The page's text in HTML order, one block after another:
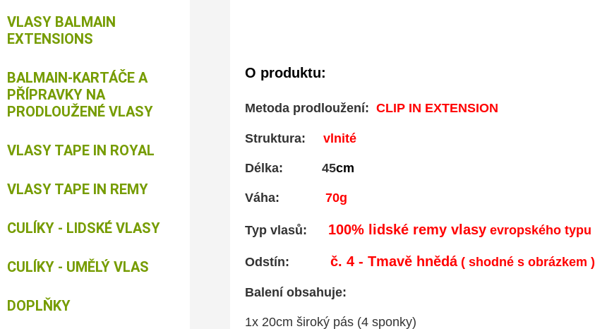
O produktu:
Metoda prodloužení:CLIP IN EXTENSION
Struktura:vlnité
Délka: 45cm
Váha: 70g
Typ vlasů: 100% lidské remy vlasy evropského typu
Odstín: č. 4 - Tmavě hnědá ( shodné s obrázkem )
Balení obsahuje:
1x 20cm široký pás (4 sponky)
VLASY BALMAIN
EXTENSIONS
BALMAIN-KARTÁČE A
PŘÍPRAVKY NA
PRODLOUŽENÉ VLASY
VLASY TAPE IN ROYAL
VLASY TAPE IN REMY
CULÍKY - LIDSKÉ VLASY
CULÍKY - UMĚLÝ VLAS
DOPLŇKY